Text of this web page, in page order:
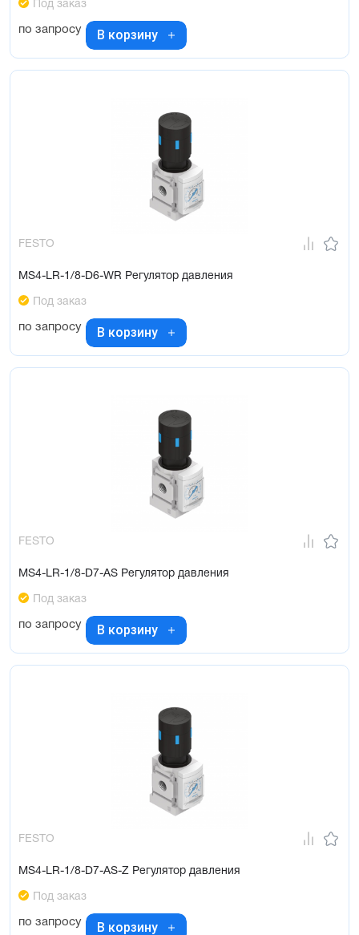
Под заказ
по запросу В корзину
FESTO
MS4-LR-1/8-D6-WR Регулятор давления
Под заказ
по запросу В корзину
FESTO
MS4-LR-1/8-D7-AS Регулятор давления
Под заказ
по запросу В корзину
FESTO
MS4-LR-1/8-D7-AS-Z Регулятор давления
Под заказ
по запросу В корзину